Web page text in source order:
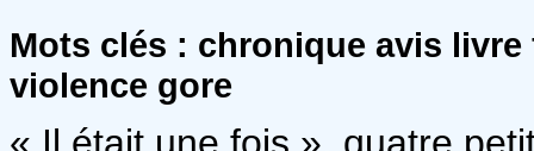
Mots clés : chronique avis
violence gore